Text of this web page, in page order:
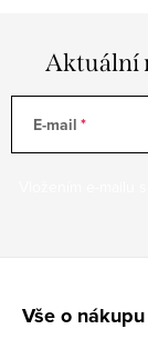
Aktuální
E-mail
Vše o nákupu